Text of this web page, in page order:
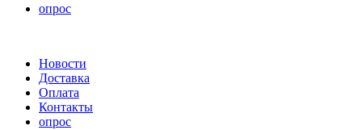
опрос
Новости
Доставка
Оплата
Контакты
опрос